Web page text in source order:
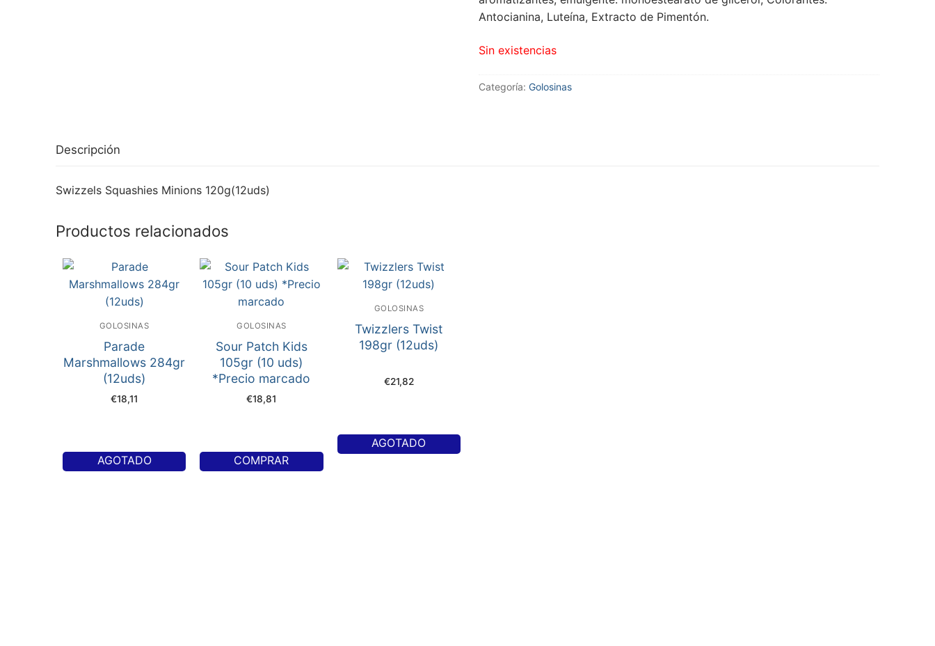
Antocianina, Luteína, Extracto de Pimentón.
Sin existencias
Categoría: Golosinas
Descripción
Swizzels Squashies Minions 120g(12uds)
Productos relacionados
GOLOSINAS
Parade
Marshmallows 284gr
(12uds)
€18,11
AGOTADO
GOLOSINAS
Sour Patch Kids
105gr (10 uds)
*Precio marcado
€18,81
COMPRAR
GOLOSINAS
Twizzlers Twist
198gr (12uds)
€21,82
AGOTADO